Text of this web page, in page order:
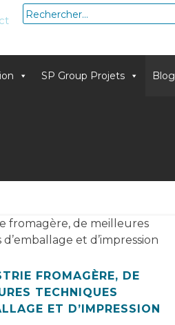
Rechercher :
SP Group Projets Blog
FROMAGÈRE, DE
TECHNIQUES
ET D’IMPRESSION